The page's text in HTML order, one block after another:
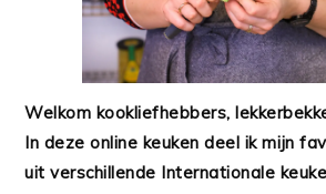
Welkom kookliefhebbers,
In deze online keuken deel ik mijn
uit verschillende Internationale